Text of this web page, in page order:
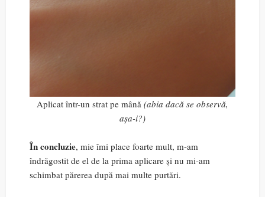
Aplicat într-un strat pe mână (abia dacă se observă,
așa-i?)
În concluzie, mie îmi place foarte mult, m-am
îndrăgostit de el de la prima aplicare și nu mi-am
schimbat părerea după mai multe purtări.